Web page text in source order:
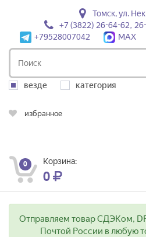
Томск, ул.
+7 (3822) 26-64-62,
+79528007042
MAX
везде категория
избранное
0 Корзина:
0
Отправляем товар СДЭКом,
Почтой России в любую